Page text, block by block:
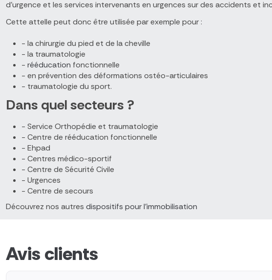
d'urgence et les services intervenants en urgences sur des accidents et
Cette attelle peut donc être utilisée par exemple pour :
- la chirurgie du pied et de la cheville
- la traumatologie
- rééducation fonctionnelle
- en prévention des déformations ostéo-articulaires
- traumatologie du sport.
Dans quel secteurs ?
- Service Orthopédie et traumatologie
- Centre de rééducation fonctionnelle
- Ehpad
- Centres médico-sportif
- Centre de Sécurité Civile
- Urgences
- Centre de secours
Découvrez nos autres dispositifs pour l'immobilisation
Avis clients